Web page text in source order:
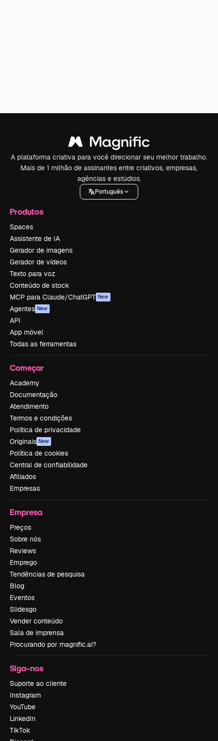
A plataforma criativa para você direcionar seu melhor trabalho.
Mais de 1 milhão de assinantes entre criativos, empresas,
agências e estúdios.
Português
Produtos
Spaces
Assistente de IA
Gerador de imagens
Gerador de vídeos
Texto para voz
Conteúdo de stock
MCP para Claude/ChatGPT New
Agentes New
API
App móvel
Todas as ferramentas
Começar
Academy
Documentação
Atendimento
Termos e condições
Política de privacidade
Originais New
Política de cookies
Central de confiabilidade
Afiliados
Empresas
Empresa
Preços
Sobre nós
Reviews
Emprego
Tendências de pesquisa
Blog
Eventos
Slidesgo
Vender conteúdo
Sala de imprensa
Procurando por magnific.ai?
Siga-nos
Suporte ao cliente
Instagram
YouTube
LinkedIn
TikTok